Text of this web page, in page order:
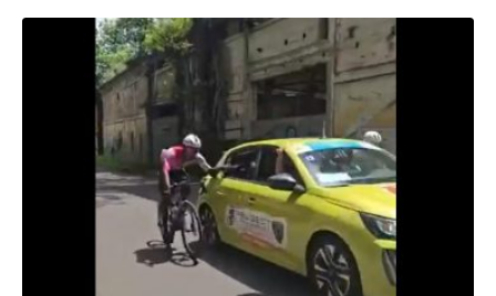
o
u
r
s
a
o